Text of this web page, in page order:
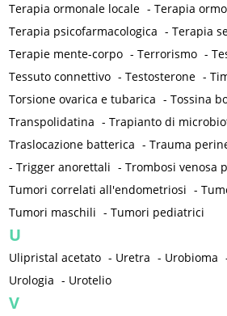
Terapia ormonale locale -Terapia
Terapia psicofarmacologica -Terapia
Terapie mente-corpo -Terrorismo -
Tessuto connettivo -Testosterone -
Torsione ovarica e tubarica -Tossina
Transpolidatina -Trapianto di
Traslocazione batterica -Trauma
-Trigger anorettali -Trombosi venosa
Tumori correlati all'endometriosi -
Tumori maschili -Tumori pediatrici
U
Ulipristal acetato - Uretra - Urobioma
Urologia - Urotelio
V